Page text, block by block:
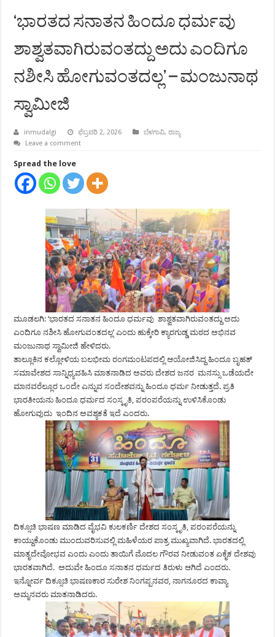
‘ಭಾರತದ ಸನಾತನ ಹಿಂದೂ ಧರ್ಮವು
ಶಾಶ್ವತವಾಗಿರುವಂತದ್ದು ಅದು ಎಂದಿಗೂ
ನಶೀಸಿ ಹೋಗುವಂತದಲ್ಲ’ – ಮಂಜುನಾಥ
ಸ್ವಾಮೀಜಿ
inmudalgi ಫೆಬ್ರವರಿ 2, 2026 ಬೆಳಗಾವಿ,ರಾಜ್ಯ
Leave a comment
Spread the love
ಮೂಡಲಗಿ: ‘ಭಾರತದ ಸನಾತನ ಹಿಂದೂ ಧರ್ಮವು ಶಾಶ್ವತವಾಗಿರುವಂತದ್ದು ಅದು
ಎಂದಿಗೂ ನಶೀಸಿ ಹೋಗುವಂತದಲ್ಲ’ ಎಂದು ಹುಕ್ಕೇರಿ ಕ್ಯಾರಗುಡ್ಡ ಮಠದ ಅಭಿನವ
ಮಂಜುನಾಥ ಸ್ವಾಮೀಜಿ ಹೇಳಿದರು.
ತಾಲ್ಲೂಕಿನ ಕಲ್ಲೋಳಿಯ ಬಲಭೀಮ ರಂಗಮಂಟಪದಲ್ಲಿ ಆಯೋಜಿಸಿದ್ದ ಹಿಂದೂ ಬೃಹತ್
ಸಮಾವೇಶದ ಸಾನ್ನಿಧ್ಯವಹಿಸಿ ಮಾತನಾಡಿದ ಅವರು ದೇಶದ ಜನರ ಮನಸ್ಸು ಒಡೆಯದೇ
ಮಾನವರೆಲ್ಲೂರ ಒಂದೇ ಎನ್ನುವ ಸಂದೇಶವನ್ನು ಹಿಂದೂ ಧರ್ಮ ನೀಡುತ್ತದೆ. ಪ್ರತಿ
ಭಾರತೀಯನು ಹಿಂದೂ ಧರ್ಮದ ಸಂಸ್ಕೃತಿ, ಪರಂಪರೆಯನ್ನು ಉಳಿಸಿಕೊಂಡು
ಹೋಗುವುದು ಇಂದಿನ ಅವಶ್ಯಕತೆ ಇದೆ ಎಂದರು.
ದಿಕ್ಸೂಚಿ ಭಾಷಣ ಮಾಡಿದ ವೈಭವಿ ಕುಲಕರ್ಣಿ ದೇಶದ ಸಂಸ್ಕೃತಿ, ಪರಂಪರೆಯನ್ನು
ಕಾಯ್ದುಕೊಂಡು ಮುಂದುವರಿಸುವಲ್ಲಿ ಮಹಿಳೆಯರ ಪಾತ್ರ ಮುಖ್ಯವಾಗಿದೆ. ಭಾರತದಲ್ಲಿ
ಮಾತೃದೇವೋಭವ ಎಂದು ಎಂದು ತಾಯಿಗೆ ಮೊದಲ ಗೌರವ ನೀಡುವಂತ ಏಕೈಕ ದೇಶವು
ಭಾರತವಾಗಿದೆ. ಅದುವೇ ಹಿಂದೂ ಸನಾತನ ಧರ್ಮದ ತಿರುಳು ಆಗಿದೆ ಎಂದರು.
ಇನ್ನೋರ್ವ ದಿಕ್ಸೂಚಿ ಭಾಷಣಕಾರ ಸುರೇಶ ನಿಂಗಪ್ಪನವರ, ನಾಗನೂರದ ಕಾವ್ಯಾ
ಅಮ್ಮನವರು ಮಾತನಾಡಿದರು.